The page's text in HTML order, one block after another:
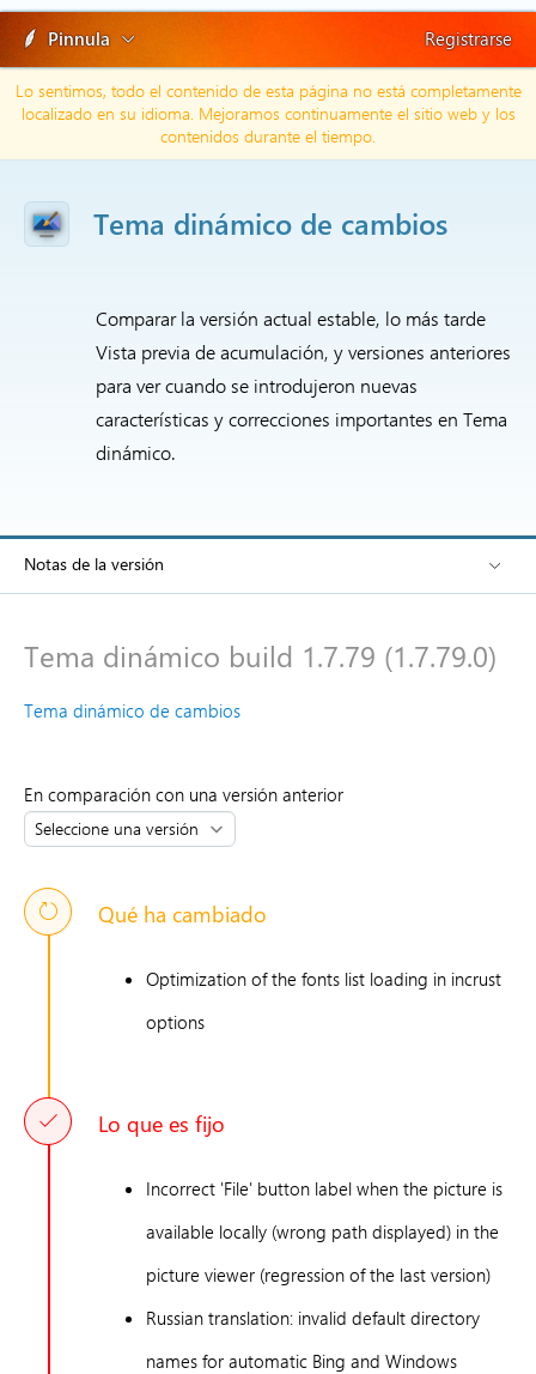
Pinnula Registrarse
Lo sentimos, todo el contenido de esta página no está completamente
localizado en su idioma. Mejoramos continuamente el sitio web y los
contenidos durante el tiempo.
Tema dinámico de cambios
Comparar la versión actual estable, lo más tarde
Vista previa de acumulación, y versiones anteriores
para ver cuando se introdujeron nuevas
características y correcciones importantes en Tema
dinámico.
Notas de la versión
Tema dinámico build 1.7.79 (1.7.79.0)
Tema dinámico de cambios
En comparación con una versión anterior
Qué ha cambiado
Optimization of the fonts list loading in incrust
options
Lo que es fijo
Incorrect 'File' button label when the picture is
available locally (wrong path displayed) in the
picture viewer (regression of the last version)
Russian translation: invalid default directory
names for automatic Bing and Windows